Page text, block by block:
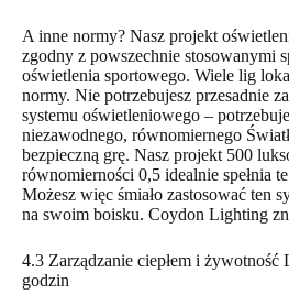
A inne normy? Nasz projekt
zgodny z powszechnie stosowanymi
oświetlenia sportowego. Wiele lig
normy. Nie potrzebujesz przesadnie
systemu oświetleniowego –
niezawodnego, równomiernego
bezpieczną grę. Nasz projekt 500
równomierności 0,5 idealnie spełnia
Możesz więc śmiało zastosować ten
na swoim boisku. Coydon Lighting
4.3 Zarządzanie ciepłem i żywotność
godzin